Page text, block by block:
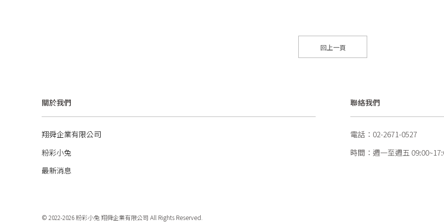
回上一頁
關於我們
翔舜企業有限公司
粉彩小兔
最新消息
聯絡我們
電話：02-2671-0527
時間：週一至週五
© 2022-2026 粉彩小兔 翔舜企業有限公司 All Rights Reserved.